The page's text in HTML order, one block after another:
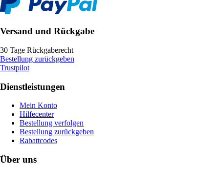
Versand und Rückgabe
30 Tage Rückgaberecht
Bestellung zurückgeben
Trustpilot
Dienstleistungen
Mein Konto
Hilfecenter
Bestellung verfolgen
Bestellung zurückgeben
Rabattcodes
Über uns